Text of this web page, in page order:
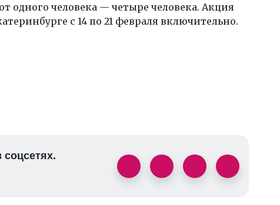
одного человека — четыре человека. Акция
с 14 по 21 февраля включительно.
соцсетях.